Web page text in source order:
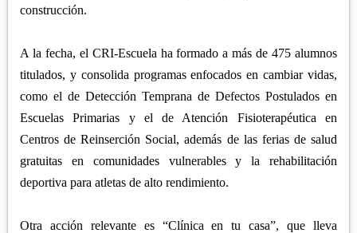
construcción.
A la fecha, el CRI-Escuela ha formado a más de 475 alumnos
titulados, y consolida programas enfocados en cambiar vidas,
como el de Detección Temprana de Defectos Postulados en
Escuelas Primarias y el de Atención Fisioterapéutica en
Centros de Reinserción Social, además de las ferias de salud
gratuitas en comunidades vulnerables y la rehabilitación
deportiva para atletas de alto rendimiento.
Otra acción relevante es “Clínica en tu casa”, que lleva